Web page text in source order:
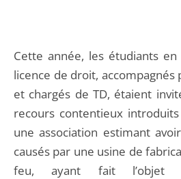
Cette année, les étudiants
licence de droit, accompagnés
et chargés de TD, étaient
recours contentieux
une association estimant
causés par une usine de
feu, ayant fait l’objet